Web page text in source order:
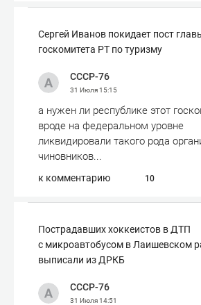
Сергей Иванов покидает пост
госкомитета РТ по туризму
СССР-76
31 Июля15:15
а нужен ли республике этот
вроде на федеральном уровне
ликвидировали такого рода
чиновников...
к комментарию 10
Пострадавших хоккеистов в ДТП
с микроавтобусом в Лаишевском
выписали из ДРКБ
СССР-76
31 Июля14:51